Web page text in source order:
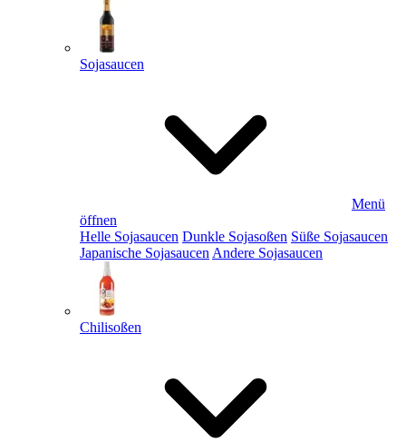
Sojasaucen
Menü
öffnen
Helle Sojasaucen Dunkle Sojasoßen Süße Sojasaucen
Japanische Sojasaucen Andere Sojasaucen
Chilisoßen